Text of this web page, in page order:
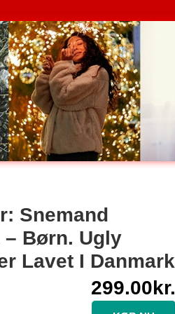
Snemand
Børn. Ugly
Lavet I Danmark
299.00kr.